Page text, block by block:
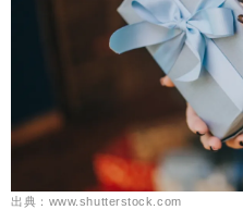
出典：www.shutterstock.com